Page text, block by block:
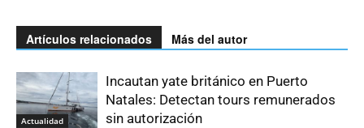
Artículos relacionados Más del autor
Actualidad
Incautan yate británico en Puerto
Natales: Detectan tours remunerados
sin autorización